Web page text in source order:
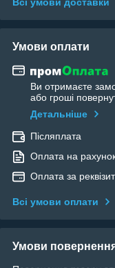
Умови оплати
Ви отримаєте
або гроші
Детальніше
Післяплата
Оплата на
Оплата за
Всі умови оплати
Умови